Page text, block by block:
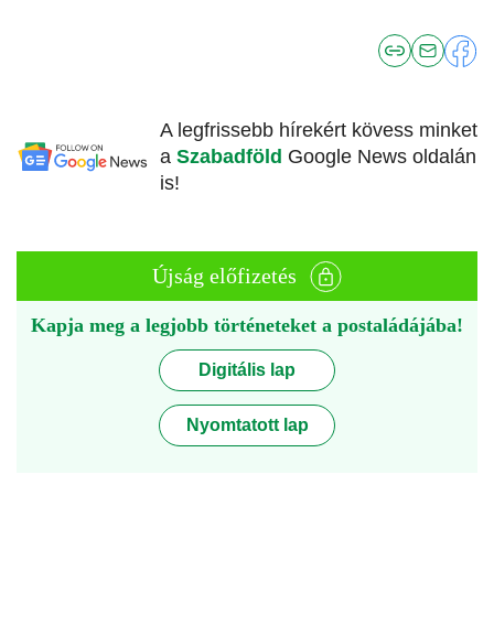
A legfrissebb hírekért kövess minket
a Szabadföld Google News oldalán
is!
Újság előfizetés
Kapja meg a legjobb történeteket a postaládájába!
Digitális lap
Nyomtatott lap